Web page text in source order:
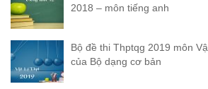
2018 – môn tiếng anh
Bộ đề thi Thptqg 2019 môn
của Bộ dạng cơ bản